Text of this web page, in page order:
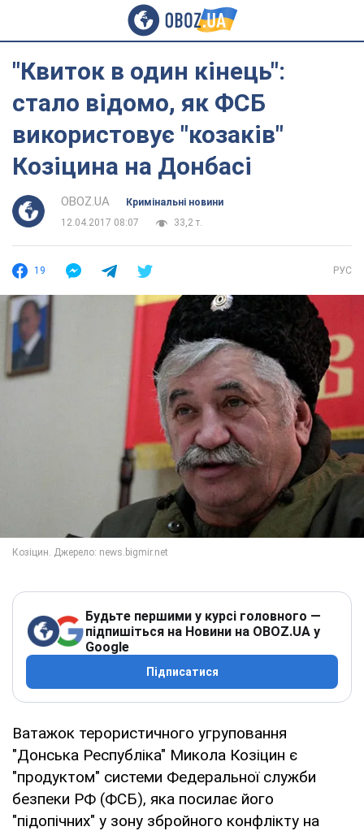
"Квиток в один кінець":
стало відомо, як ФСБ
використовує "козаків"
Козіцина на Донбасі
OBOZ.UA
Кримінальні новини
12.04.2017 08:07
33,2 т.
19 РУС
Будьте першими у курсі головного —
підпишіться на Новини на OBOZ.UA у
Google
Підписатися
Ватажок терористичного угруповання
"Донська Республіка" Микола Козіцин є
"продуктом" системи Федеральної служби
безпеки РФ (ФСБ), яка посилає його
"підопічних" у зону збройного конфлікту на